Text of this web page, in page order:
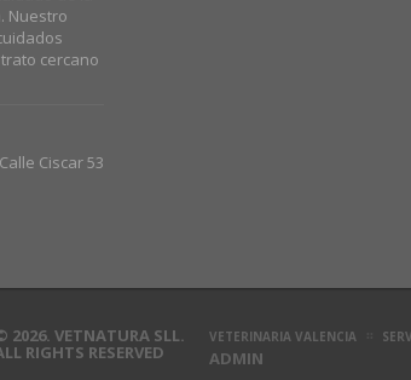
Nuestro
cercano
Ciscar 53
2026. VETNATURA SLL.
RIGHTS RESERVED
VETERINARIA VALENCIA
ADMIN